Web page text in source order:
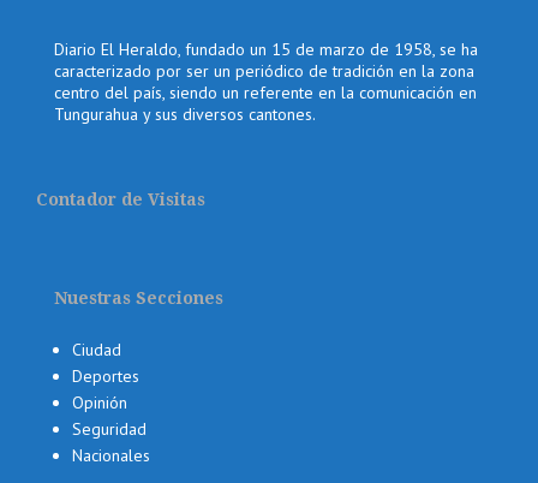
Diario El Heraldo, fundado un 15 de marzo de 1958, se ha
caracterizado por ser un periódico de tradición en la zona
centro del país, siendo un referente en la comunicación en
Tungurahua y sus diversos cantones.
Contador de Visitas
Nuestras Secciones
Ciudad
Deportes
Opinión
Seguridad
Nacionales